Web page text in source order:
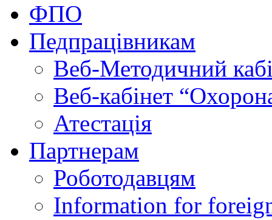
ФПО
Педпрацівникам
Веб-Методичний
Веб-кабінет
Атестація
Партнерам
Роботодавцям
Information for